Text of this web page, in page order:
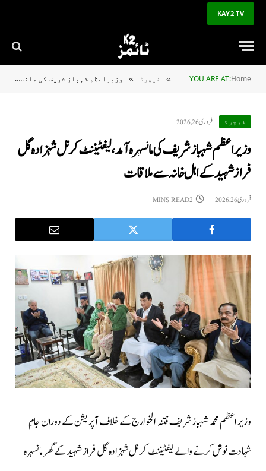
KAY2 TV
YOU ARE AT:Home
» فیچرڈ » وزیراعظم شہباز شریف کی مانسہرہ آمد، لیفٹیننٹ کرنل شہزادہ گل فراز شہید کے اہل خانہ سے ملاقات
فیچرڈ فروری 26, 2026
وزیراعظم شہباز شریف کی مانسہرہ آمد، لیفٹیننٹ کرنل شہزادہ گل
فراز شہید کے اہل خانہ سے ملاقات
فروری 26, 2026 2 MINS READ
وزیراعظممحمد شہباز شریففتنہ الخوارج کے خلاف آپریشن کے دوران جامِ
شہادت نوش کرنے والے لیفٹیننٹ کرنل شہزادہ گل فراز شہید کے گھر مانسہرہ